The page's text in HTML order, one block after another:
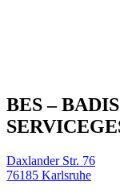
BES –
Daxlander Str. 76
76185 Karlsruhe